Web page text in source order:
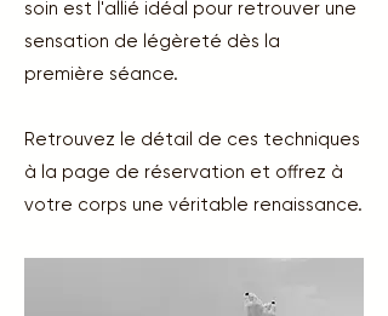
soin est l'allié idéal pour retrouver une
sensation de légèreté dès la
première séance.
Retrouvez le détail de ces techniques
à la page de réservation et offrez à
votre corps une véritable renaissance.